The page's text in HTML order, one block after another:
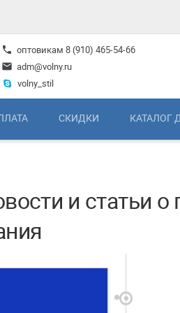
phone оптовикам 8 (910) 465-54-66
mail adm@volny.ru
volny_stil
СКИДКИ КАТАЛОГ
и статьи о